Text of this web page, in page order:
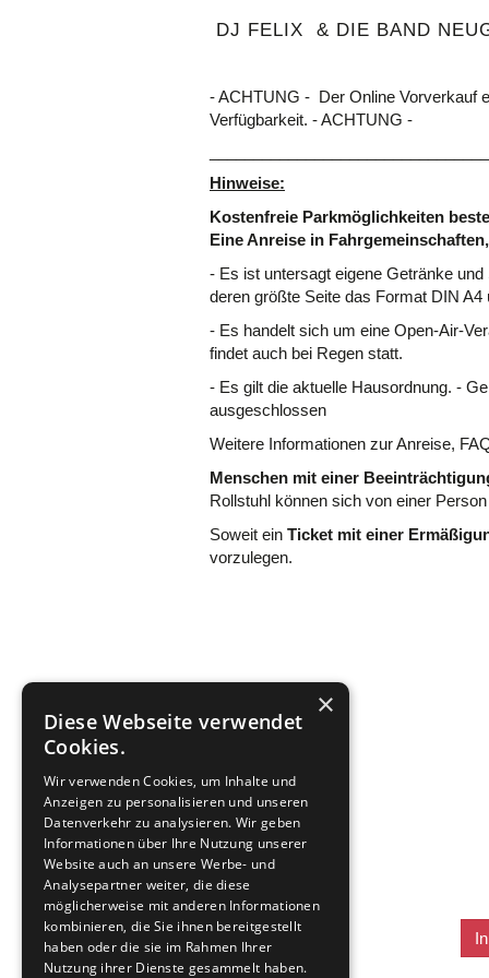
DJ FELIX & DIE BAND
- ACHTUNG - Der Online Vorverkauf
Verfügbarkeit. - ACHTUNG -
Hinweise:
Kostenfreie Parkmöglichkeiten
Eine Anreise in
- Es ist untersagt eigene Getränke
deren größte Seite das Format DIN
- Es handelt sich um eine Open-Air-
findet auch bei Regen statt.
- Es gilt die aktuelle Hausordnung. -
ausgeschlossen
Weitere Informationen zur Anreise,
Menschen mit einer
Rollstuhl können sich von einer
Soweit ein Ticket mit einer
vorzulegen.
×
Diese Webseite verwendet
Cookies.
Wir verwenden Cookies, um Inhalte und
Anzeigen zu personalisieren und unseren
Datenverkehr zu analysieren. Wir geben
Informationen über Ihre Nutzung unserer
Website auch an unsere Werbe- und
Analysepartner weiter, die diese
möglicherweise mit anderen Informationen
kombinieren, die Sie ihnen bereitgestellt
haben oder die sie im Rahmen Ihrer
Nutzung ihrer Dienste gesammelt haben.